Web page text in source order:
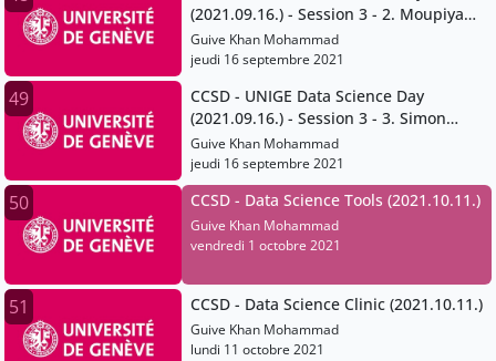
(2021.09.16.) - Session 3 - 2. Moupiya
Maji
Guive Khan Mohammad
jeudi 16 septembre 2021
49
CCSD - UNIGE Data Science Day
(2021.09.16.) - Session 3 - 3. Simon
Gabay and Jean-Luc Falcone
Guive Khan Mohammad
jeudi 16 septembre 2021
50 CCSD - Data Science Tools (2021.10.11.)
Guive Khan Mohammad
vendredi 1 octobre 2021
51 CCSD - Data Science Clinic (2021.10.11.)
Guive Khan Mohammad
lundi 11 octobre 2021